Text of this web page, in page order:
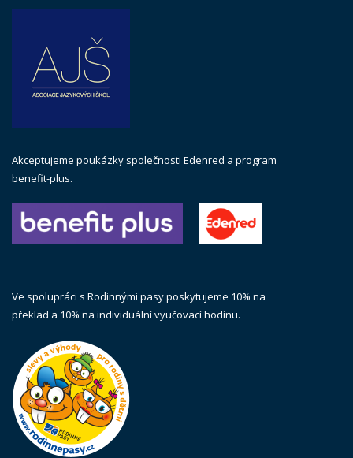
Akceptujeme poukázky společnosti Edenred a program
benefit-plus.
Ve spolupráci s Rodinnými pasy poskytujeme 10% na
překlad a 10% na individuální vyučovací hodinu.